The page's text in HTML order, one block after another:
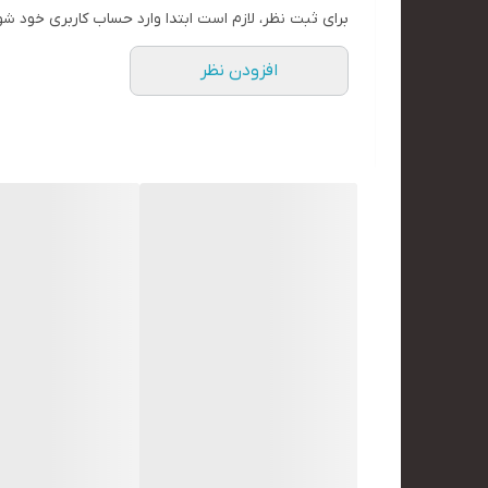
برای ثبت نظر، لازم است ابتدا وارد حساب کاربری خود
افزودن نظر